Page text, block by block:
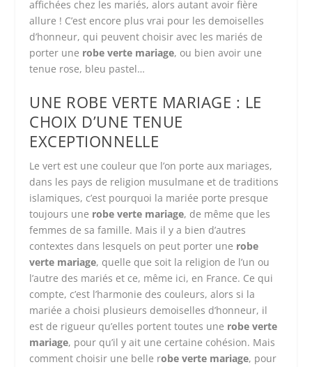
affichées chez les mariés, alors autant avoir fière
allure ! C’est encore plus vrai pour les demoiselles
d’honneur, qui peuvent choisir avec les mariés de
porter une robe verte mariage, ou bien avoir une
tenue rose, bleu pastel…
UNE ROBE VERTE MARIAGE : LE
CHOIX D’UNE TENUE
EXCEPTIONNELLE
Le vert est une couleur que l’on porte aux mariages,
dans les pays de religion musulmane et de traditions
islamiques, c’est pourquoi la mariée porte presque
toujours une robe verte mariage, de même que les
femmes de sa famille. Mais il y a bien d’autres
contextes dans lesquels on peut porter une robe
verte mariage, quelle que soit la religion de l’un ou
l’autre des mariés et ce, même ici, en France. Ce qui
compte, c’est l’harmonie des couleurs, alors si la
mariée a choisi plusieurs demoiselles d’honneur, il
est de rigueur qu’elles portent toutes une robe verte
mariage, pour qu’il y ait une certaine cohésion. Mais
comment choisir une belle robe verte mariage, pour